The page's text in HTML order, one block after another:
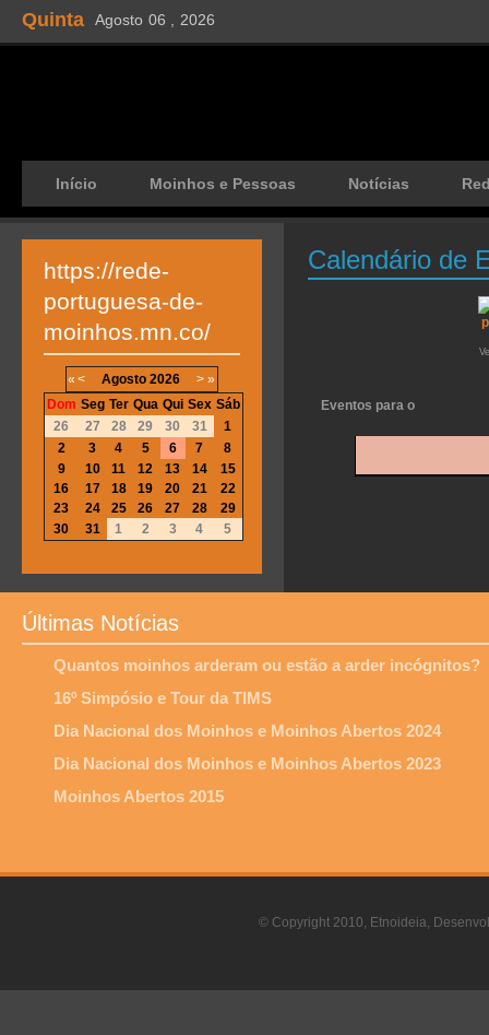
Quinta Agosto 06 , 2026
Início Moinhos e Pessoas Notícias
Calendário de
Eventos para o
https://rede-
portuguesa-de-
moinhos.mn.co/
« < Agosto 2026 > »
Dom Seg Ter Qua Qui Sex Sáb
26
27 28 29 30 31
1
2
3 4 5 6 7
8
9
10 11 12 13 14
15
16
17 18 19 20 21
22
23
24 25 26 27 28
29
30
31 1 2 3 4 5
Últimas Notícias
Quantos moinhos arderam ou estão a arder incógnitos?
16º Simpósio e Tour da TIMS
Dia Nacional dos Moinhos e Moinhos Abertos 2024
Dia Nacional dos Moinhos e Moinhos Abertos 2023
Moinhos Abertos 2015
© Copyright 2010, Etnoideia,